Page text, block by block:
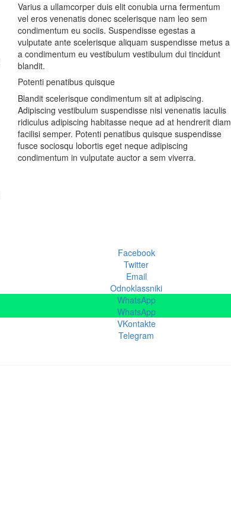
Varius a ullamcorper duis elit conubia urna fermentum
vel eros venenatis donec scelerisque nam leo sem
condimentum eu sociis. Suspendisse egestas a
vulputate ante scelerisque aliquam suspendisse metus a
a condimentum eu vestibulum vestibulum dui tincidunt
blandit.
Potenti penatibus quisque
Blandit scelerisque condimentum sit at adipiscing.
Adipiscing vestibulum suspendisse nisi venenatis iaculis
ridiculus adipiscing habitasse neque ad at hendrerit diam
facilisi semper. Potenti penatibus quisque suspendisse
fusce sociosqu lobortis eget neque adipiscing
condimentum in vulputate auctor a sem viverra.
Facebook
Twitter
Email
Odnoklassniki
WhatsApp
WhatsApp
VKontakte
Telegram